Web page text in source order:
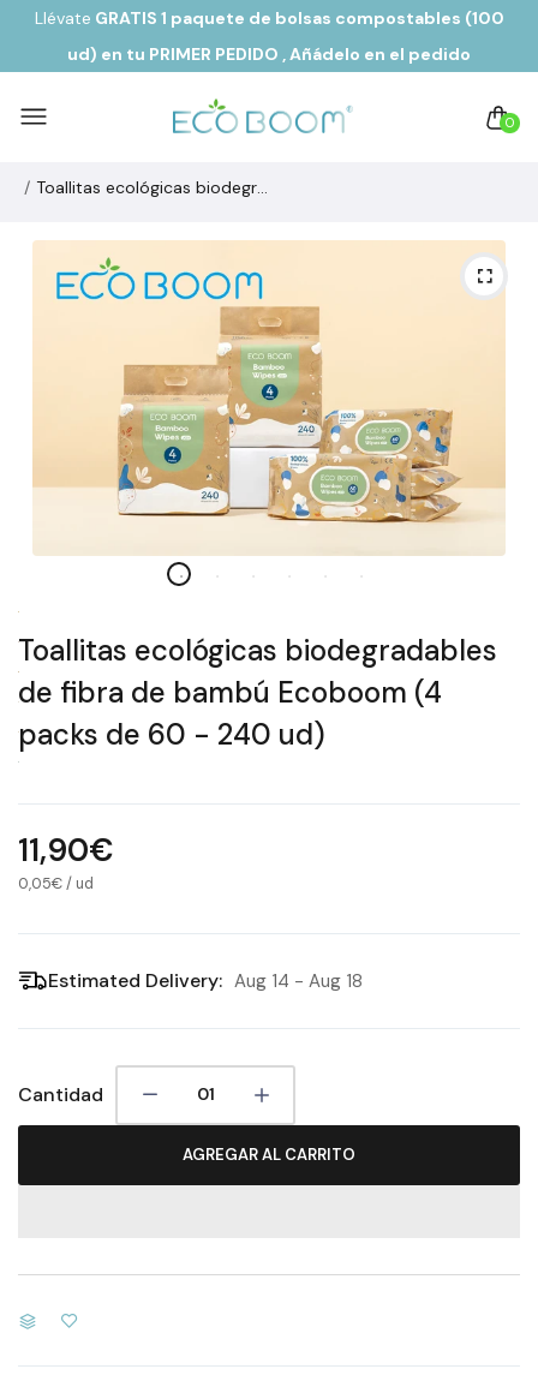
Llévate GRATIS 1 paquete de bolsas compostables (100
ud) en tu PRIMER PEDIDO , Añádelo en el pedido
0
Toallitas ecológicas biodegradables de fibra de bambú Ecoboom (4 packs de 60 - 240 ud)
Toallitas ecológicas biodegradables
de fibra de bambú Ecoboom (4
packs de 60 - 240 ud)
11,90€
0,05€/ ud
Estimated Delivery: Aug 14 - Aug 18
Cantidad
AGREGAR AL CARRITO